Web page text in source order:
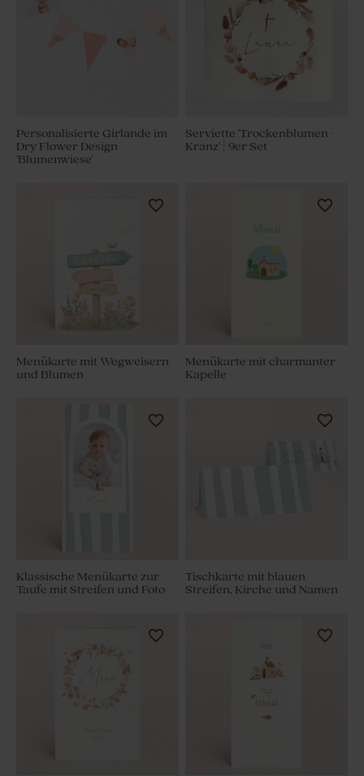
Personalisierte Girlande im
Dry Flower Design
'Blumenwiese'
Serviette 'Trockenblumen-
Kranz' | 9er Set
Menükarte mit Wegweisern
und Blumen
Menükarte mit charmanter
Kapelle
Klassische Menükarte zur
Taufe mit Streifen und Foto
Tischkarte mit blauen
Streifen, Kirche und Namen